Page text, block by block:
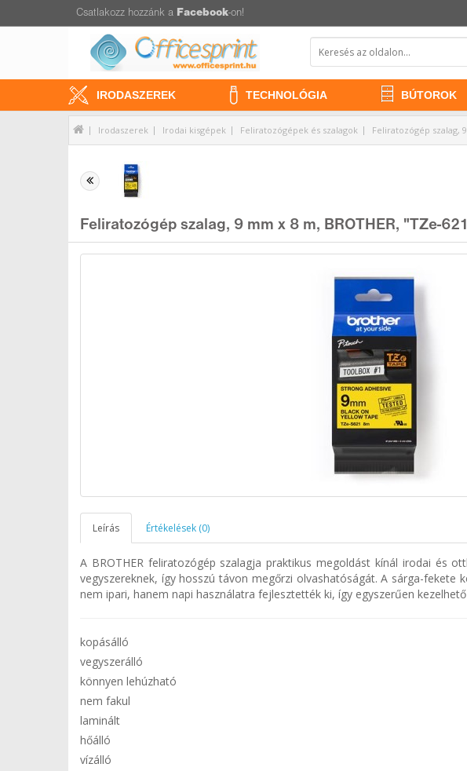
Csatlakozz hozzánk a Facebook-on!
IRODASZEREK TECHNOLÓGIA BÚTOROK
Irodaszerek Irodai kisgépek Feliratozógépek és szalagok Feliratozógép szalag,
Feliratozógép szalag, 9 mm x 8 m, BROTHER, "TZe-
Leírás Értékelések (0)
A BROTHER feliratozógép szalagja praktikus megoldást kínál irodai és
vegyszereknek, így hosszú távon megőrzi olvashatóságát. A sárga-
nem ipari, hanem napi használatra fejlesztették ki, így egyszerűen
kopásálló
vegyszerálló
könnyen lehúzható
nem fakul
laminált
hőálló
vízálló